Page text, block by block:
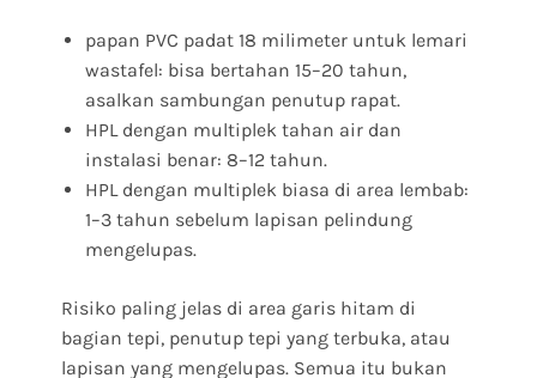
papan PVC padat 18 milimeter untuk lemari
wastafel: bisa bertahan 15–20 tahun,
asalkan sambungan penutup rapat.
HPL dengan multiplek tahan air dan
instalasi benar: 8–12 tahun.
HPL dengan multiplek biasa di area lembab:
1–3 tahun sebelum lapisan pelindung
mengelupas.
Risiko paling jelas di area garis hitam di
bagian tepi, penutup tepi yang terbuka, atau
lapisan yang mengelupas. Semua itu bukan